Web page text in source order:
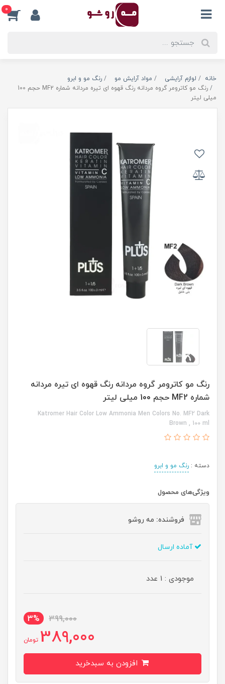
0
خانه لوازم آرایشی مواد آرایش مو
رنگ مو و ابرو
رنگ مو کاترومر گروه مردانه رنگ قهوه ای تیره مردانه شماره MF2 حجم 100
میلی لیتر
رنگ مو کاترومر گروه مردانه رنگ قهوه ای تیره مردانه
شماره MF2 حجم 100 میلی لیتر
Katromer Hair Color Low Ammonia Men Colors No. MF2 Dark
Brown , 100 ml
دسته : رنگ مو و ابرو
ویژگی‌های محصول
فروشنده: مه رو‌شو
آماده ارسال
موجودی : 1 عدد
399,000
3%
389,000 تومان